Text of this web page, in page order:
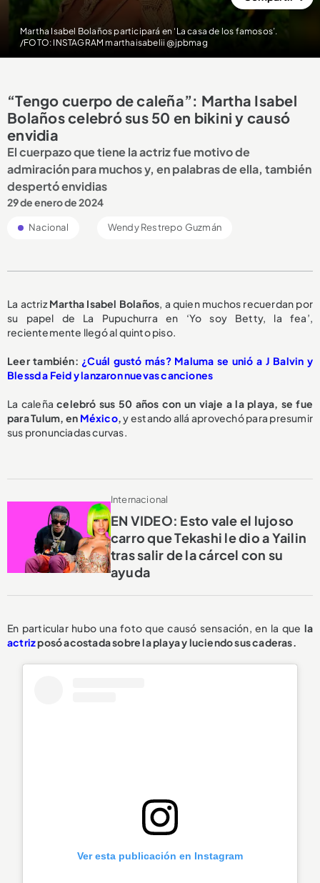
Martha Isabel Bolaños participará en ‘La casa de los famosos’.
/FOTO: INSTAGRAM marthaisabelii @jpbmag
“Tengo cuerpo de caleña”: Martha Isabel
Bolaños celebró sus 50 en bikini y causó
envidia
El cuerpazo que tiene la actriz fue motivo de
admiración para muchos y, en palabras de ella, también
despertó envidias
29 de enero de 2024
Nacional Wendy Restrepo Guzmán
La actriz Martha Isabel Bolaños, a quien muchos recuerdan por
su papel de La Pupuchurra en ‘Yo soy Betty, la fea’,
recientemente llegó al quinto piso.
Leer también: ¿Cuál gustó más? Maluma se unió a J Balvin y
Blessd a Feid y lanzaron nuevas canciones
La caleñacelebró sus 50 años con un viaje a la playa, se fue
para Tulum, en México,y estando allá aprovechó para presumir
sus pronunciadas curvas.
Internacional
EN VIDEO: Esto vale el lujoso
carro que Tekashi le dio a Yailin
tras salir de la cárcel con su
ayuda
En particular hubo una foto que causó sensación, en la que la
actrizposó acostada sobre la playa y luciendo sus caderas.
Ver esta publicación en Instagram